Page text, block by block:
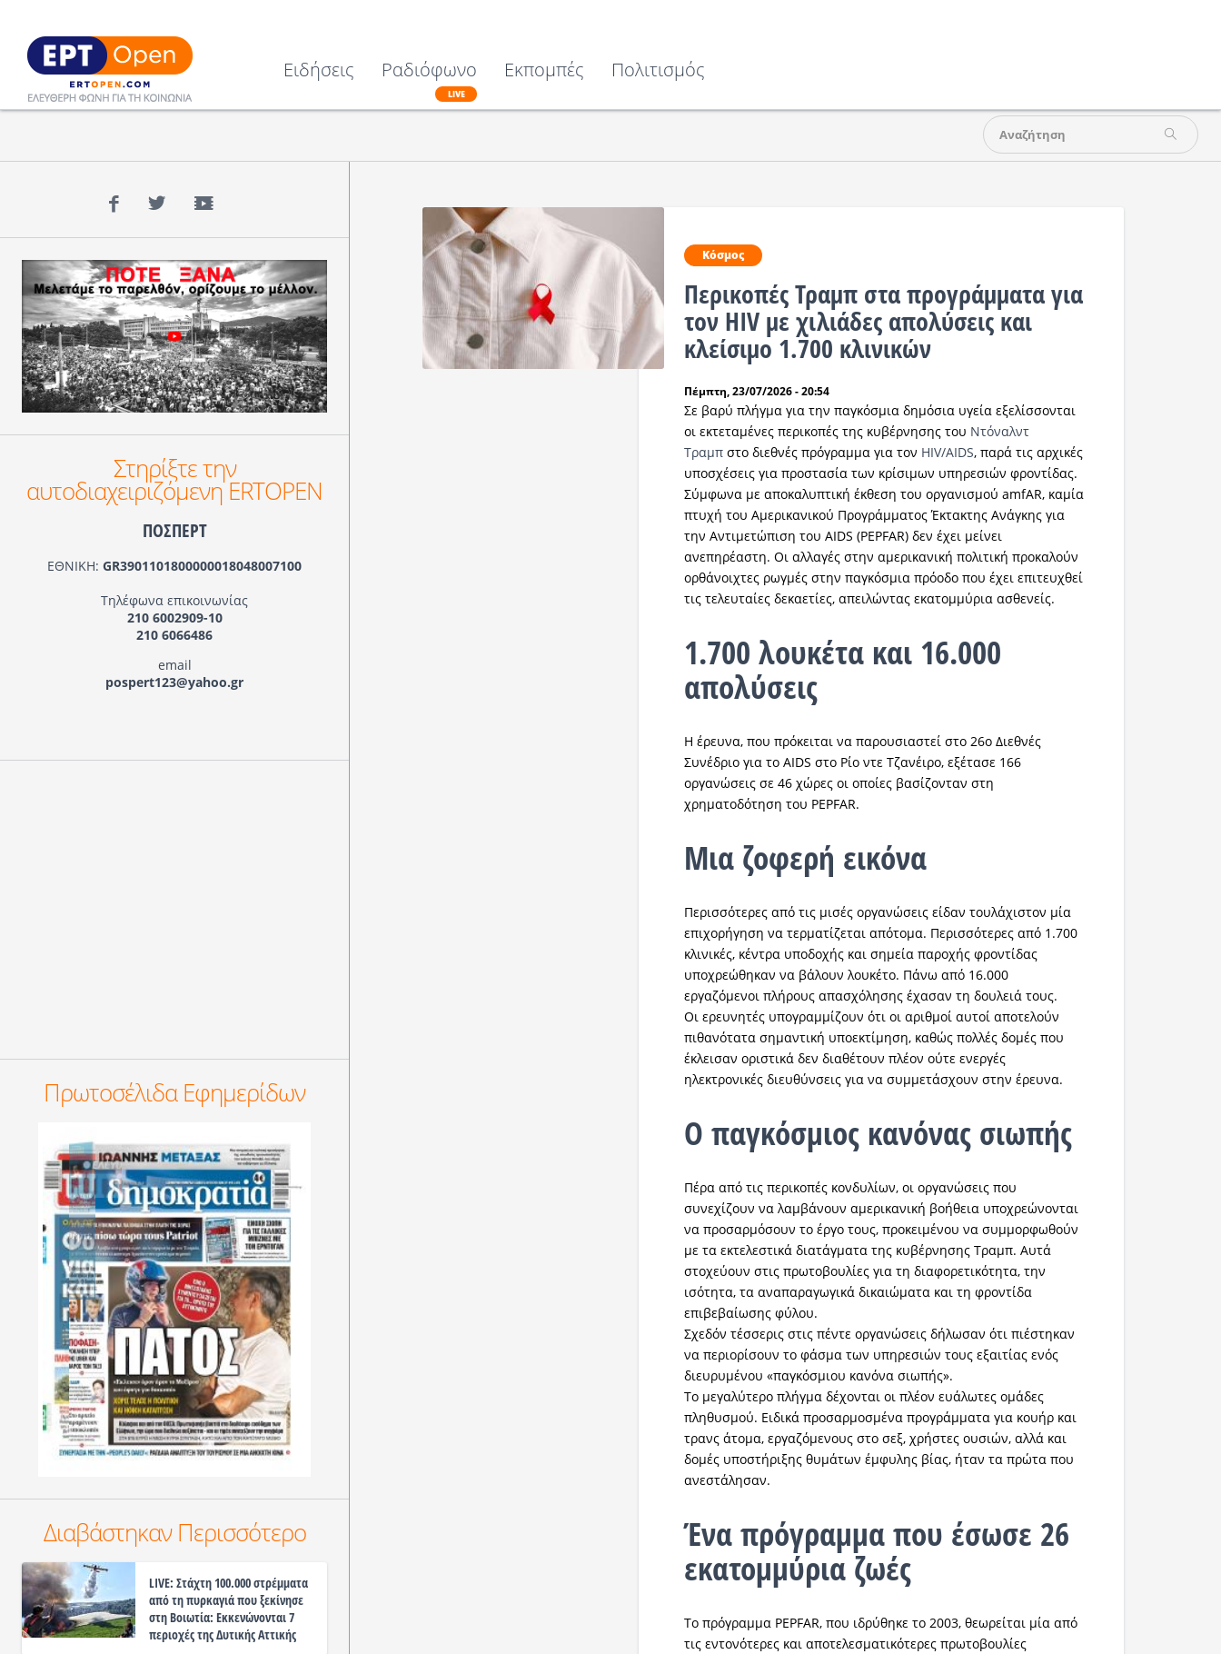
Ειδήσεις Ραδιόφωνο
LIVE
Εκπομπές Πολιτισμός
Κόσμος
Περικοπές Τραμπ στα προγράμματα για
τον HIV με χιλιάδες απολύσεις και
κλείσιμο 1.700 κλινικών
Πέμπτη, 23/07/2026 - 20:54
Σε βαρύ πλήγμα για την παγκόσμια δημόσια υγεία εξελίσσονται
οι εκτεταμένες περικοπές της κυβέρνησης του Ντόναλντ
Τραμπστο διεθνές πρόγραμμα για τον HIV/AIDS, παρά τις αρχικές
υποσχέσεις για προστασία των κρίσιμων υπηρεσιών φροντίδας.
Σύμφωνα με αποκαλυπτική έκθεση του οργανισμού amfAR, καμία
πτυχή του Αμερικανικού Προγράμματος Έκτακτης Ανάγκης για
την Αντιμετώπιση του AIDS (PEPFAR) δεν έχει μείνει
ανεπηρέαστη. Οι αλλαγές στην αμερικανική πολιτική προκαλούν
ορθάνοιχτες ρωγμές στην παγκόσμια πρόοδο που έχει επιτευχθεί
τις τελευταίες δεκαετίες, απειλώντας εκατομμύρια ασθενείς.
1.700 λουκέτα και 16.000
απολύσεις
Η έρευνα, που πρόκειται να παρουσιαστεί στο 26ο Διεθνές
Συνέδριο για το AIDS στο Ρίο ντε Τζανέιρο, εξέτασε 166
οργανώσεις σε 46 χώρες οι οποίες βασίζονταν στη
χρηματοδότηση του PEPFAR.
Μια ζοφερή εικόνα
Περισσότερες από τις μισές οργανώσεις είδαν τουλάχιστον μία
επιχορήγηση να τερματίζεται απότομα. Περισσότερες από 1.700
κλινικές, κέντρα υποδοχής και σημεία παροχής φροντίδας
υποχρεώθηκαν να βάλουν λουκέτο. Πάνω από 16.000
εργαζόμενοι πλήρους απασχόλησης έχασαν τη δουλειά τους.
Οι ερευνητές υπογραμμίζουν ότι οι αριθμοί αυτοί αποτελούν
πιθανότατα σημαντική υποεκτίμηση, καθώς πολλές δομές που
έκλεισαν οριστικά δεν διαθέτουν πλέον ούτε ενεργές
ηλεκτρονικές διευθύνσεις για να συμμετάσχουν στην έρευνα.
Ο παγκόσμιος κανόνας σιωπής
Πέρα από τις περικοπές κονδυλίων, οι οργανώσεις που
συνεχίζουν να λαμβάνουν αμερικανική βοήθεια υποχρεώνονται
να προσαρμόσουν το έργο τους, προκειμένου να συμμορφωθούν
με τα εκτελεστικά διατάγματα της κυβέρνησης Τραμπ. Αυτά
στοχεύουν στις πρωτοβουλίες για τη διαφορετικότητα, την
ισότητα, τα αναπαραγωγικά δικαιώματα και τη φροντίδα
επιβεβαίωσης φύλου.
Σχεδόν τέσσερις στις πέντε οργανώσεις δήλωσαν ότι πιέστηκαν
να περιορίσουν το φάσμα των υπηρεσιών τους εξαιτίας ενός
διευρυμένου «παγκόσμιου κανόνα σιωπής».
Το μεγαλύτερο πλήγμα δέχονται οι πλέον ευάλωτες ομάδες
πληθυσμού. Ειδικά προσαρμοσμένα προγράμματα για κουήρ και
τρανς άτομα, εργαζόμενους στο σεξ, χρήστες ουσιών, αλλά και
δομές υποστήριξης θυμάτων έμφυλης βίας, ήταν τα πρώτα που
ανεστάλησαν.
Ένα πρόγραμμα που έσωσε 26
εκατομμύρια ζωές
Το πρόγραμμα PEPFAR, που ιδρύθηκε το 2003, θεωρείται μία από
τις εντονότερες και αποτελεσματικότερες πρωτοβουλίες
Facebook
TwitterYouTube
Στηρίξτε την
αυτοδιαχειριζόμενη ERTOPEN
ΠΟΣΠΕΡΤ
ΕΘΝΙΚΗ: GR3901101800000018048007100
Τηλέφωνα επικοινωνίας
210 6002909-10
210 6066486
email
pospert123@yahoo.gr
Πρωτοσέλιδα Εφημερίδων
Διαβάστηκαν Περισσότερο
LIVE: Στάχτη 100.000 στρέμματα
από τη πυρκαγιά που ξεκίνησε
στη Βοιωτία: Εκκενώνονται 7
περιοχές της Δυτικής Αττικής